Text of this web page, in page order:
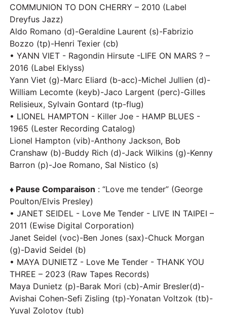
COMMUNION TO DON CHERRY – 2010 (Label
Dreyfus Jazz)
Aldo Romano (d)-Geraldine Laurent (s)-Fabrizio
Bozzo (tp)-Henri Texier (cb)
• YANN VIET - Ragondin Hirsute -LIFE ON MARS ? –
2016 (Label Eklyss)
Yann Viet (g)-Marc Eliard (b-acc)-Michel Jullien (d)-
William Lecomte (keyb)-Jaco Largent (perc)-Gilles
Relisieux, Sylvain Gontard (tp-flug)
• LIONEL HAMPTON - Killer Joe - HAMP BLUES -
1965 (Lester Recording Catalog)
Lionel Hampton (vib)-Anthony Jackson, Bob
Cranshaw (b)-Buddy Rich (d)-Jack Wilkins (g)-Kenny
Barron (p)-Joe Romano, Sal Nistico (s)
♦ Pause Comparaison : “Love me tender” (George
Poulton/Elvis Presley)
• JANET SEIDEL - Love Me Tender - LIVE IN TAIPEI –
2011 (Ewise Digital Corporation)
Janet Seidel (voc)-Ben Jones (sax)-Chuck Morgan
(g)-David Seidel (b)
• MAYA DUNIETZ - Love Me Tender - THANK YOU
THREE – 2023 (Raw Tapes Records)
Maya Dunietz (p)-Barak Mori (cb)-Amir Bresler(d)-
Avishai Cohen-Sefi Zisling (tp)-Yonatan Voltzok (tb)-
Yuval Zolotov (tub)